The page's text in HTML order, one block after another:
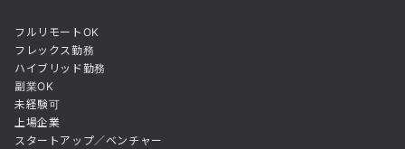
フルリモートOK
フレックス勤務
ハイブリッド勤務
副業OK
未経験可
上場企業
スタートアップ／ベンチャー